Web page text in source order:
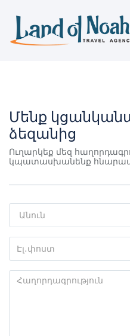
Մենք
ձեզանից
Ուղարկեք մեզ
կպատասխանենք